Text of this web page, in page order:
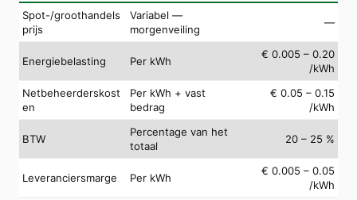
Spot-/groothandels
prijs
Variabel —
morgenveiling
—
Energiebelasting Per kWh
€ 0.005 – 0.20
/kWh
Netbeheerderskost
en
Per kWh + vast
bedrag
€ 0.05 – 0.15
/kWh
BTW
Percentage van het
totaal
20 – 25 %
Leveranciersmarge Per kWh
€ 0.005 – 0.05
/kWh